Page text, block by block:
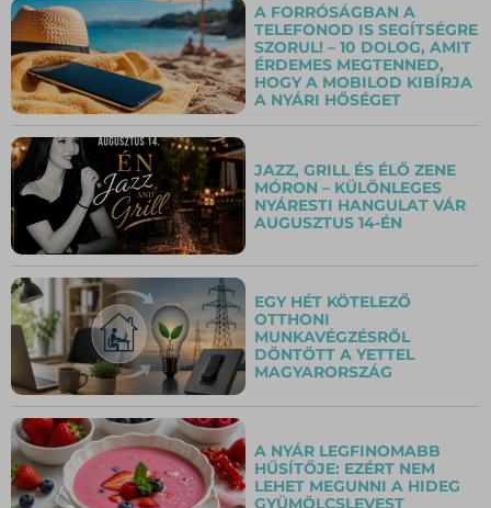
A FORRÓSÁGBAN A
TELEFONOD IS SEGÍTSÉGRE
SZORUL! – 10 DOLOG, AMIT
ÉRDEMES MEGTENNED,
HOGY A MOBILOD KIBÍRJA
A NYÁRI HŐSÉGET
JAZZ, GRILL ÉS ÉLŐ ZENE
MÓRON – KÜLÖNLEGES
NYÁRESTI HANGULAT VÁR
AUGUSZTUS 14-ÉN
EGY HÉT KÖTELEZŐ
OTTHONI
MUNKAVÉGZÉSRŐL
DÖNTÖTT A YETTEL
MAGYARORSZÁG
A NYÁR LEGFINOMABB
HŰSÍTŐJE: EZÉRT NEM
LEHET MEGUNNI A HIDEG
GYÜMÖLCSLEVEST